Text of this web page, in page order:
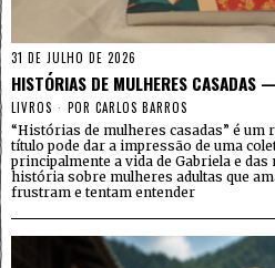
31 DE JULHO DE 2026
HISTÓRIAS DE MULHERES CASADAS
LIVROS POR CARLOS BARROS
“Histórias de mulheres casadas” é um
título pode dar a impressão de uma
principalmente a vida de Gabriela e
história sobre mulheres adultas que
frustram e tentam entender